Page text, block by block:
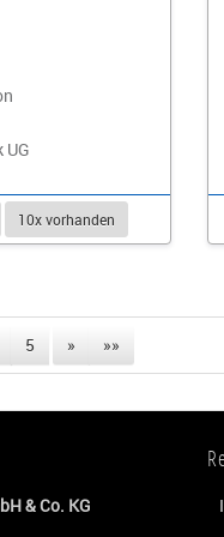
UG
10x vorhanden
5 » »»
& Co. KG